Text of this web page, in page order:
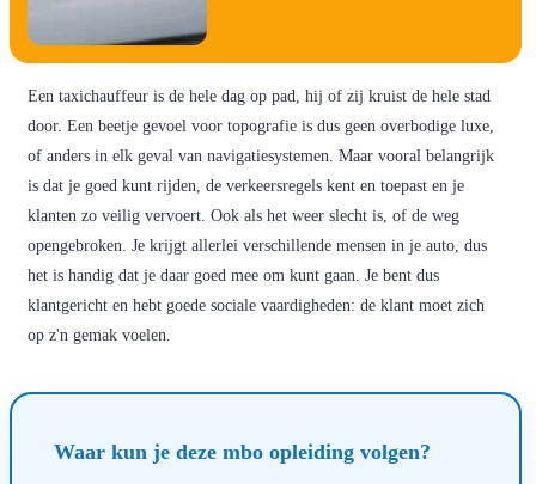
Een taxichauffeur is de hele dag op pad, hij of zij kruist de hele stad
door. Een beetje gevoel voor topografie is dus geen overbodige luxe,
of anders in elk geval van navigatiesystemen. Maar vooral belangrijk
is dat je goed kunt rijden, de verkeersregels kent en toepast en je
klanten zo veilig vervoert. Ook als het weer slecht is, of de weg
opengebroken. Je krijgt allerlei verschillende mensen in je auto, dus
het is handig dat je daar goed mee om kunt gaan. Je bent dus
klantgericht en hebt goede sociale vaardigheden: de klant moet zich
op z'n gemak voelen.
Waar kun je deze mbo opleiding volgen?